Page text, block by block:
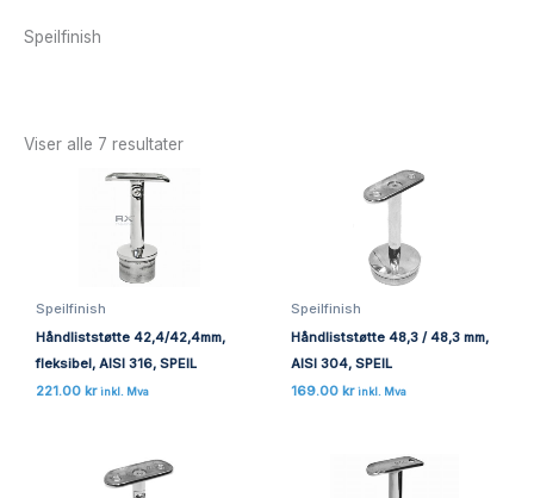
Speilfinish
Viser alle 7 resultater
Speilfinish
Håndliststøtte 42,4/42,4mm,
fleksibel, AISI 316, SPEIL
221.00 kr inkl. Mva
Speilfinish
Håndliststøtte 48,3 / 48,3 mm,
AISI 304, SPEIL
169.00 kr inkl. Mva